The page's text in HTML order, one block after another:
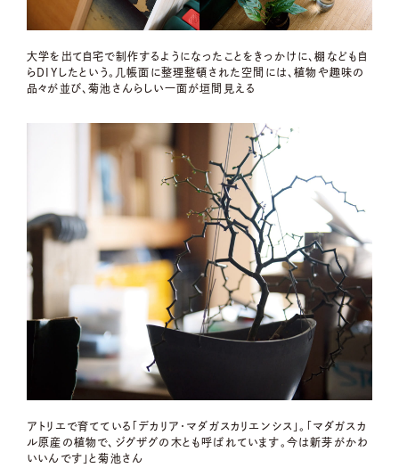
大学を出て自宅で制作するようになったことをきっかけに、棚なども自
らDIYしたという。几帳面に整理整頓された空間には、植物や趣味の
品々が並び、菊池さんらしい一面が垣間見える
アトリエで育てている「デカリア・マダガスカリエンシス」。「マダガスカ
ル原産の植物で、ジグザグの木とも呼ばれています。今は新芽がかわ
いいんです」と菊池さん